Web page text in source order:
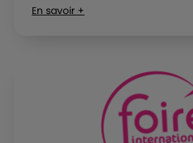
En savoir +